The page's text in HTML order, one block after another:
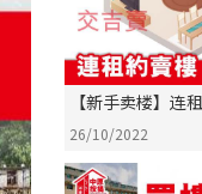
【新手卖楼】连
26/10/2022